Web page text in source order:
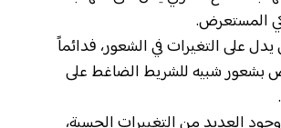
المستعرض.
على التغيرات في الشعور، فدائماً
بشعور شبيه للشريط الضاغط على